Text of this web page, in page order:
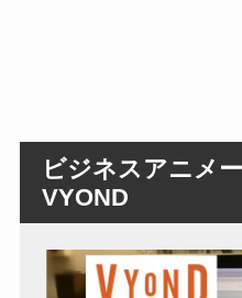
ビジネスアニメ
VYOND